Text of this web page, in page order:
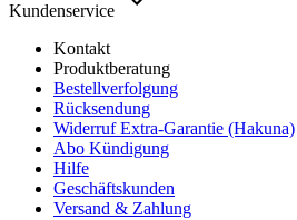
Kundenservice
Kontakt
Produktberatung
Bestellverfolgung
Rücksendung
Widerruf Extra-Garantie (Hakuna)
Abo Kündigung
Hilfe
Geschäftskunden
Versand & Zahlung